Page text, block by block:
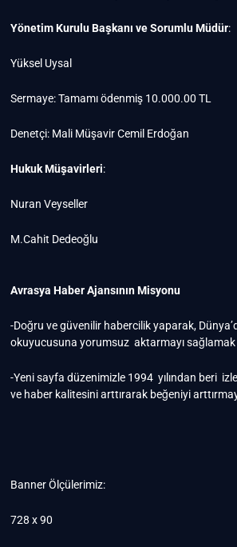
Yönetim Kurulu Başkanı ve Sorumlu Müdür:
Yüksel Uysal
Sermaye: Tamamı ödenmiş 10.000.00 TL
Denetçi: Mali Müşavir Cemil Erdoğan
Hukuk Müşavirleri:
Nuran Veyseller
M.Cahit Dedeoğlu
Avrasya Haber Ajansının Misyonu
-Doğru ve güvenilir habercilik yaparak,
okuyucusuna yorumsuz aktarmayı sağlamak
-Yeni sayfa düzenimizle 1994 yılından beri
ve haber kalitesini arttırarak beğeniyi
Banner Ölçülerimiz:
728 x 90